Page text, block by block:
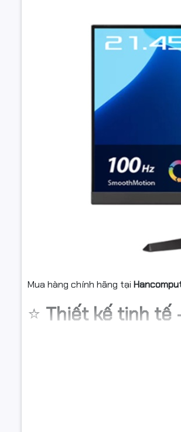
Mua hàng chính hãng tại
⭐ Thiết kế tinh tế